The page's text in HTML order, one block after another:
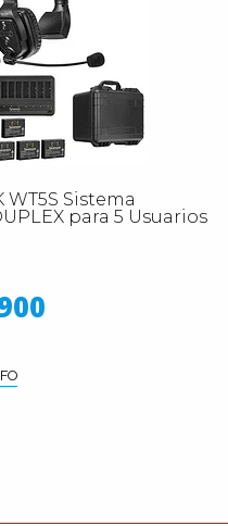
WT5S Sistema
para 5 Usuarios